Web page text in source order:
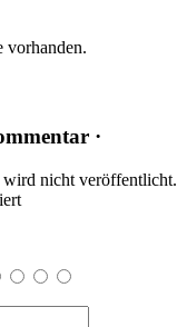
vorhanden.
·
nicht veröffentlicht.